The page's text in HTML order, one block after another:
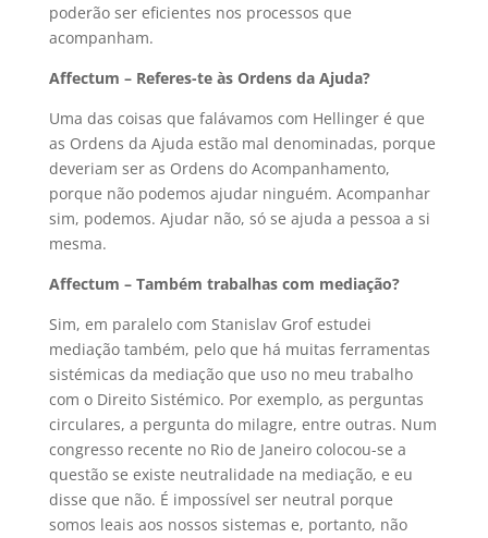
poderão ser eficientes nos processos que
acompanham.
Affectum – Referes-te às Ordens da Ajuda?
Uma das coisas que falávamos com Hellinger é que
as Ordens da Ajuda estão mal denominadas, porque
deveriam ser as Ordens do Acompanhamento,
porque não podemos ajudar ninguém. Acompanhar
sim, podemos. Ajudar não, só se ajuda a pessoa a si
mesma.
Affectum – Também trabalhas com mediação?
Sim, em paralelo com Stanislav Grof estudei
mediação também, pelo que há muitas ferramentas
sistémicas da mediação que uso no meu trabalho
com o Direito Sistémico. Por exemplo, as perguntas
circulares, a pergunta do milagre, entre outras. Num
congresso recente no Rio de Janeiro colocou-se a
questão se existe neutralidade na mediação, e eu
disse que não. É impossível ser neutral porque
somos leais aos nossos sistemas e, portanto, não